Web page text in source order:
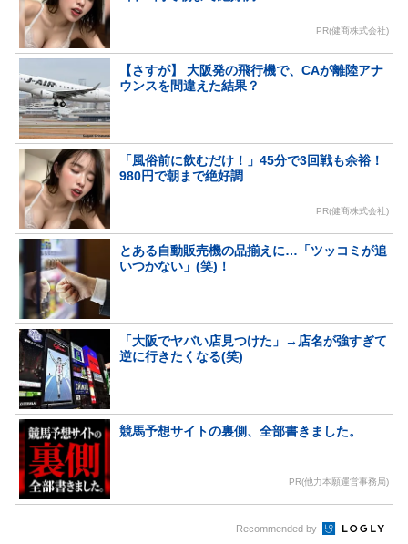
PR(健商株式会社)
【さすが】 大阪発の飛行機で、CAが離陸アナ
ウンスを間違えた結果？
「風俗前に飲むだけ！」45分で3回戦も余裕！
980円で朝まで絶好調
PR(健商株式会社)
とある自動販売機の品揃えに…「ツッコミが追
いつかない」(笑)！
「大阪でヤバい店見つけた」→店名が強すぎて
逆に行きたくなる(笑)
競馬予想サイトの裏側、全部書きました。
PR(他力本願運営事務局)
Recommended by